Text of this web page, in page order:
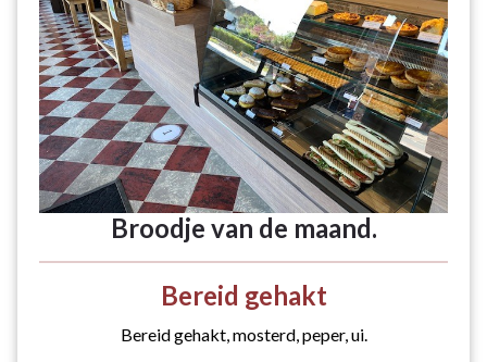
Broodje van de maand.
Bereid gehakt
Bereid gehakt, mosterd, peper, ui.